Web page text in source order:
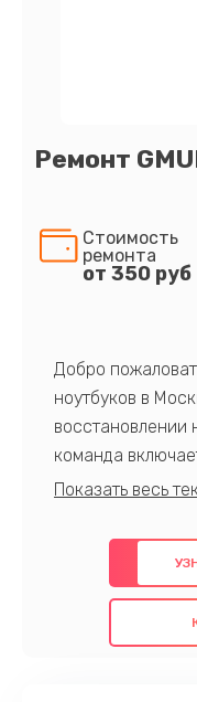
Ремонт
Стоимость
ремонта
от 350 руб
Добро
ноутбуков в
восстановлении
команда
профессионалов
предлагаем
использованием
также
проведенных